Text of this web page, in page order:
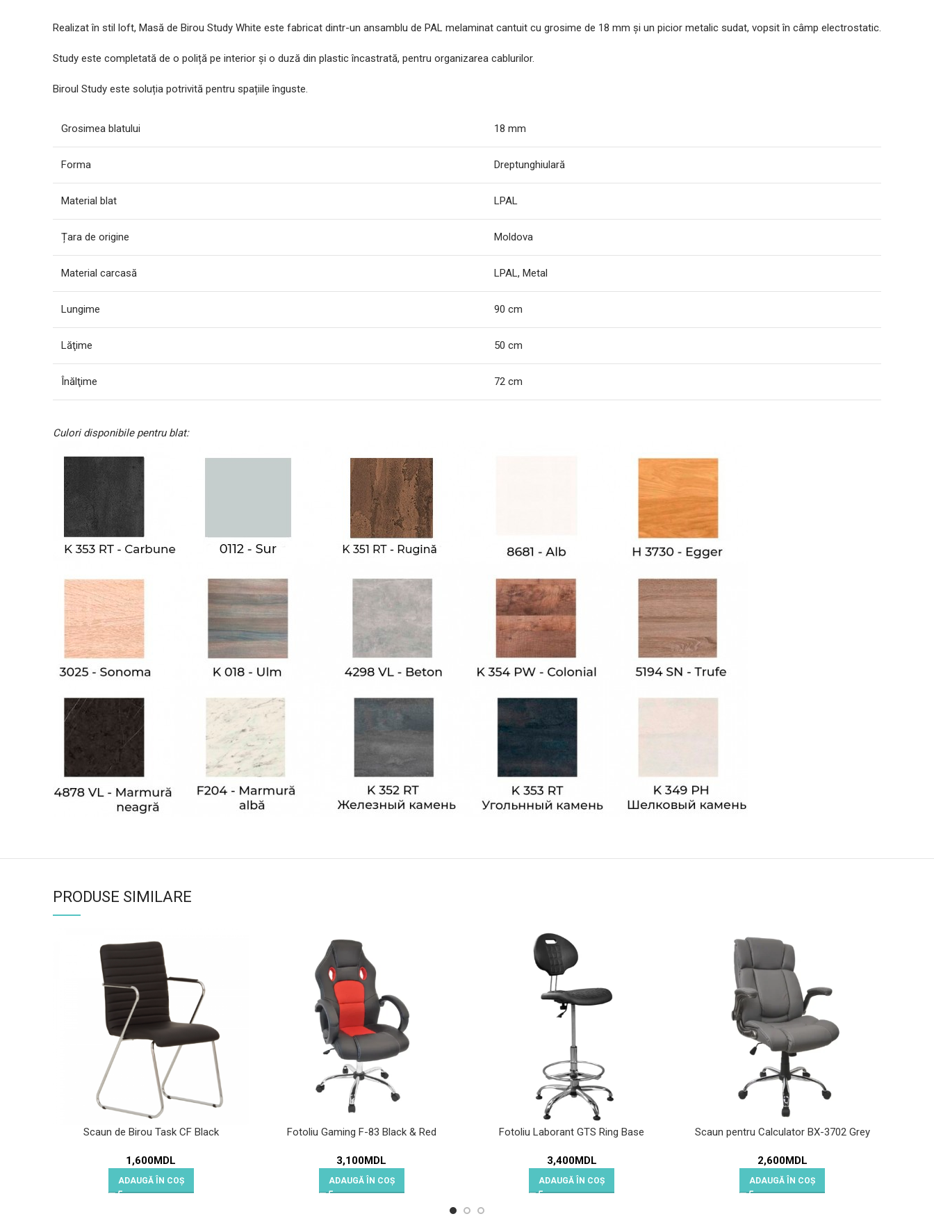
Realizat în stil loft, Masă de Birou Study White este fabricat dintr-un ansamblu de PAL melaminat cantuit cu grosime de 18 mm și un picior metalic sudat, vopsit în câmp electrostatic.
Study este completată de o poliță pe interior și o duză din plastic încastrată, pentru organizarea cablurilor.
Biroul Study este soluția potrivită pentru spațiile înguste.
Grosimea blatului 18 mm
Forma Dreptunghiulară
Material blat LPAL
Țara de origine Moldova
Material carcasă LPAL, Metal
Lungime 90 cm
Lăţime 50 cm
Înălţime 72 cm
Culori disponibile pentru blat:
PRODUSE SIMILARE
Scaun de Birou Task CF Black
1,600MDL
ADAUGĂ ÎN COȘ
Fotoliu Gaming F-83 Black & Red
3,100MDL
ADAUGĂ ÎN COȘ
Fotoliu Laborant GTS Ring Base
3,400MDL
ADAUGĂ ÎN COȘ
Scaun pentru Calculator BX-3702 Grey
2,600MDL
ADAUGĂ ÎN COȘ